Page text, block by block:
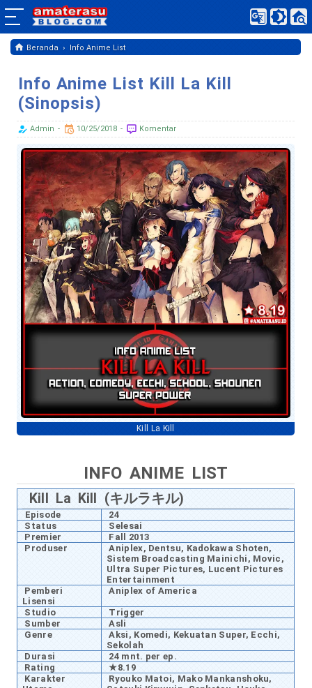
Beranda › Info Anime List
Info Anime List Kill La Kill
(Sinopsis)
Admin 10/25/2018 Komentar
Kill La Kill
INFO ANIME LIST
Kill La Kill (キルラキル)
Episode
24
Status
Selesai
Premier
Fall 2013
Produser
Aniplex, Dentsu, Kadokawa Shoten,
Sistem Broadcasting Mainichi, Movic,
Ultra Super Pictures, Lucent Pictures
Entertainment
Pemberi
Lisensi
Aniplex of America
Studio
Trigger
Sumber
Asli
Genre
Aksi, Komedi, Kekuatan Super, Ecchi,
Sekolah
Durasi
24 mnt. per ep.
Rating
★8.19
Karakter
Ryouko Matoi, Mako Mankanshoku,